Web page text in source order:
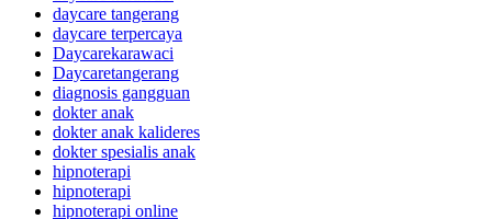
daycare tangerang
daycare terpercaya
Daycarekarawaci
Daycaretangerang
diagnosis gangguan
dokter anak
dokter anak kalideres
dokter spesialis anak
hipnoterapi
hipnoterapi
hipnoterapi online